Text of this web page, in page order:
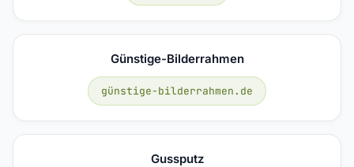
Günstige-Bilderrahmen
günstige-bilderrahmen.de
Gussputz